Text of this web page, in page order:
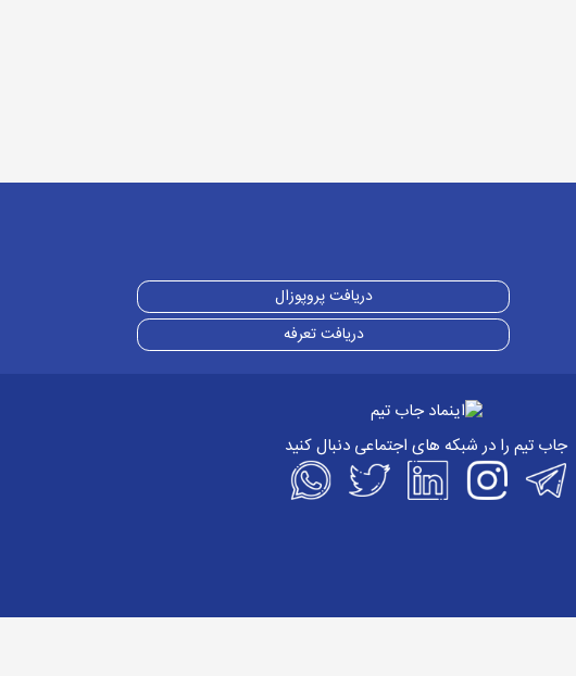
دریافت پروپوزال
دریافت تعرفه
جاب تیم را در شبکه های اجتماعی دنبال کنید